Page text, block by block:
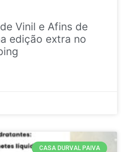
Vinil e Afins de
edição extra no
CASA DURVAL PAIVA